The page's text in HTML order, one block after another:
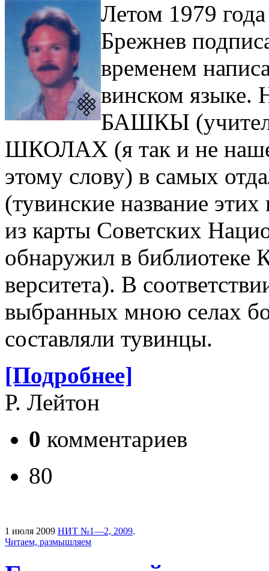
Летом 1979
Брежнев
временем
винском языке.
БАШКЫ
ШКОЛАХ (я так и не
этому слову) в самых
(тувинские название
из карты Советских
обнаружил в
верситета). В
выбранных мною селах
составляли тувинцы.
[Подробнее]
Р. Лейтон
0 комментариев
80
1 июля 2009 НИТ №1—2, 2009.
Читаем, размышляем